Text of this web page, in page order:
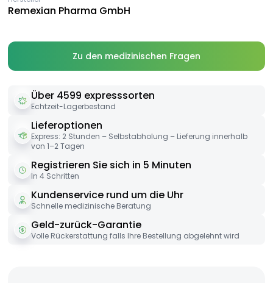
Remexian Pharma GmbH
Zu den medizinischen Fragen
Über 4599 expresssorten
Echtzeit-Lagerbestand
Lieferoptionen
Express: 2 Stunden – Selbstabholung – Lieferung innerhalb
von 1–2 Tagen
Registrieren Sie sich in 5 Minuten
In 4 Schritten
Kundenservice rund um die Uhr
Schnelle medizinische Beratung
Geld-zurück-Garantie
Volle Rückerstattung falls Ihre Bestellung abgelehnt wird